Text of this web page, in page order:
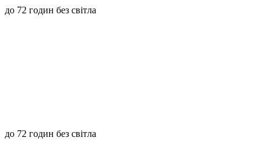
до 72 годин без світла
до 72 годин без світла